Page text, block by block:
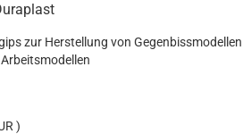
zur Herstellung von Gegenbissmodellen
)